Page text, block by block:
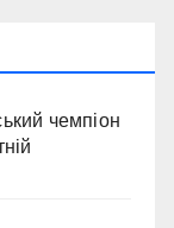
чемпіон